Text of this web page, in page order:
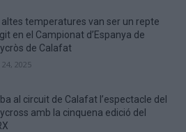
altes temperatures van ser un repte
en el Campionat d’Espanya de
de Calafat
2025
al circuit de Calafat l’espectacle del
amb la cinquena edició del